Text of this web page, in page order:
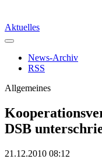
Aktuelles
News-Archiv
RSS
Allgemeines
DSB
21.12.2010 08:12